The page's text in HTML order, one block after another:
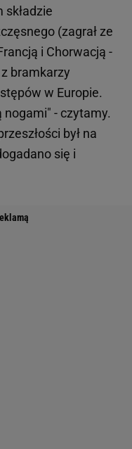
(zagrał ze
i Chorwacją -
bramkarzy
w Europie.
nogami" - czytamy.
był na
się i